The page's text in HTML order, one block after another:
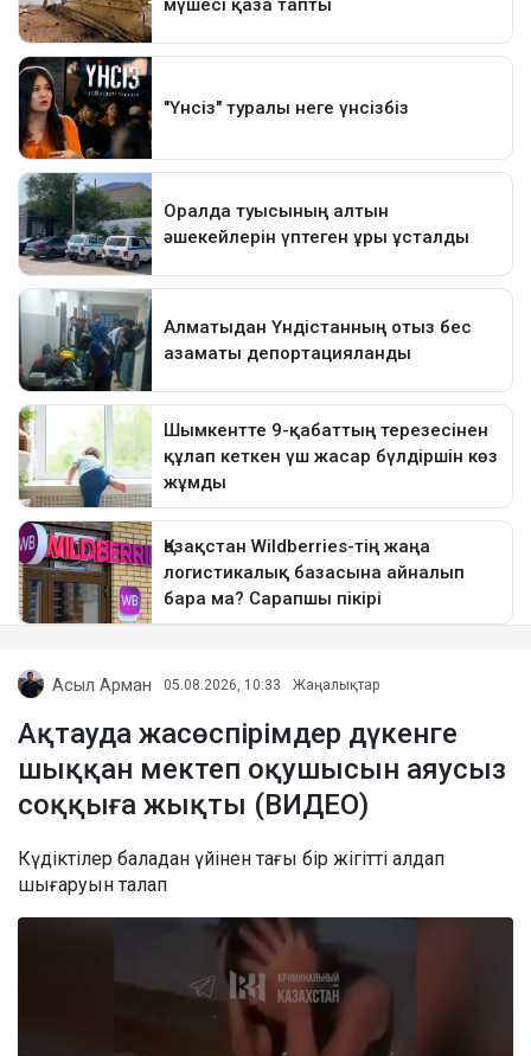
Асыл Арман 05.08.2026, 10:33 Жаңалықтар
Ақтауда жасөспірімдер дүкенге
шыққан мектеп оқушысын аяусыз
соққыға жықты (ВИДЕО)
Күдіктілер баладан үйінен тағы бір жігітті алдап
шығаруын талап